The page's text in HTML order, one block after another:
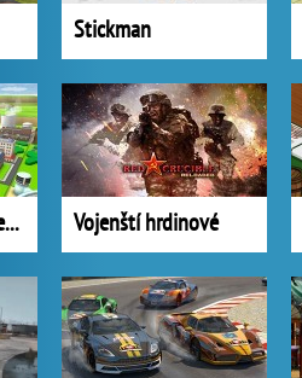
Stickman
Developerské projektování Vojenští hrdinové